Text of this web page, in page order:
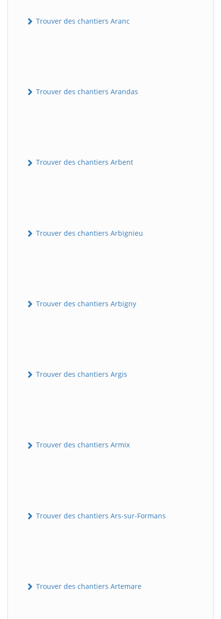
Trouver des chantiers Aranc
Trouver des chantiers Arandas
Trouver des chantiers Arbent
Trouver des chantiers Arbignieu
Trouver des chantiers Arbigny
Trouver des chantiers Argis
Trouver des chantiers Armix
Trouver des chantiers Ars-sur-Formans
Trouver des chantiers Artemare